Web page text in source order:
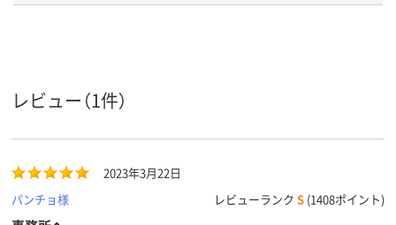
レビュー（1件）
2023年3月22日
パンチョ様
レビューランク S (1408ポイント)